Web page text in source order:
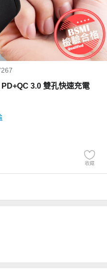
3.0 雙孔快速充電
收藏